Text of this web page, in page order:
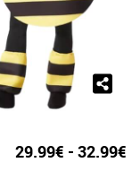
29.99€ - 32.99€